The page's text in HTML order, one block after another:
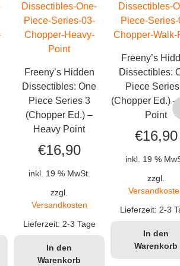
Freeny’s Hidden
Dissectibles: One
Piece Series 3
(Chopper Ed.) –
Heavy Point
€16,90
inkl. 19 % MwSt.
zzgl.
Versandkosten
Lieferzeit: 2-3 Tage
In den
Warenkorb
Freeny’s
Dissectibles:
Piece
(Chopper Ed.) –
Point
€16,90
inkl. 19 %
zzgl.
Lieferzeit: 2-3
In den
Warenkorb